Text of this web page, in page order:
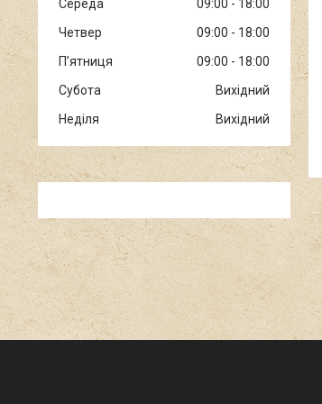
Середа 09:00
18:00
Четвер
09:00
18:00
Пʼятниця
09:00
18:00
Субота
Вихідний
Неділя
Вихідний